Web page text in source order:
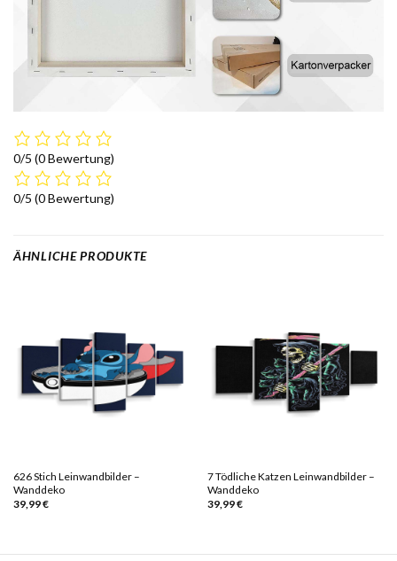
0/5 (0 Bewertung)
0/5 (0 Bewertung)
ÄHNLICHE PRODUKTE
626 Stich Leinwandbilder –
Wanddeko
39,99€
7 Tödliche Katzen Leinwandbilder –
Wanddeko
39,99€